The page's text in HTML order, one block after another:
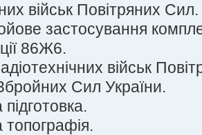
військ Повітряних Сил.
застосування
86Ж6.
військ
Сил України.
топографія.